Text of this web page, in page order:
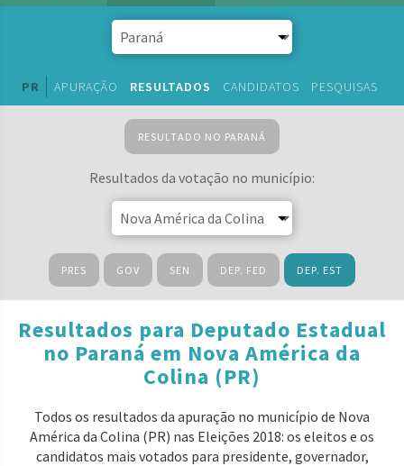
PR APURAÇÃO RESULTADOS CANDIDATOS PESQUISAS
RESULTADO NO PARANÁ
Resultados da votação no município:
PRES GOV SEN DEP. FED DEP. EST
Resultados para Deputado Estadual
no Paraná em Nova América da
Colina (PR)
Todos os resultados da apuração no município de Nova
América da Colina (PR) nas Eleições 2018: os eleitos e os
candidatos mais votados para presidente, governador,